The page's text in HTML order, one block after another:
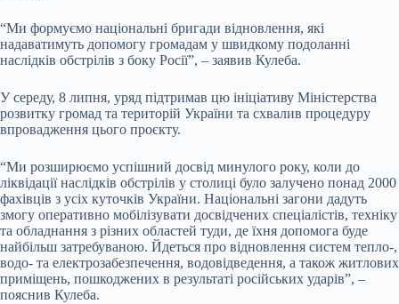
“Ми формуємо національні бригади відновлення, які
надаватимуть допомогу громадам у швидкому подоланні
наслідків обстрілів з боку Росії”, – заявив Кулеба.
У середу, 8 липня, уряд підтримав цю ініціативу Міністерства
розвитку громад та територій України та схвалив процедуру
впровадження цього проєкту.
“Ми розширюємо успішний досвід минулого року, коли до
ліквідації наслідків обстрілів у столиці було залучено понад 2000
фахівців з усіх куточків України. Національні загони дадуть
змогу оперативно мобілізувати досвідчених спеціалістів, техніку
та обладнання з різних областей туди, де їхня допомога буде
найбільш затребуваною. Йдеться про відновлення систем тепло-,
водо- та електрозабезпечення, водовідведення, а також житлових
приміщень, пошкоджених в результаті російських ударів”, –
пояснив Кулеба.